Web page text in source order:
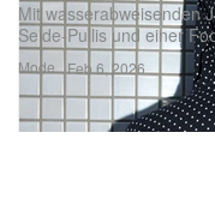
Mode
Mit wasserabweisenden
Seide-Pullis und einer
Feb 6, 2026